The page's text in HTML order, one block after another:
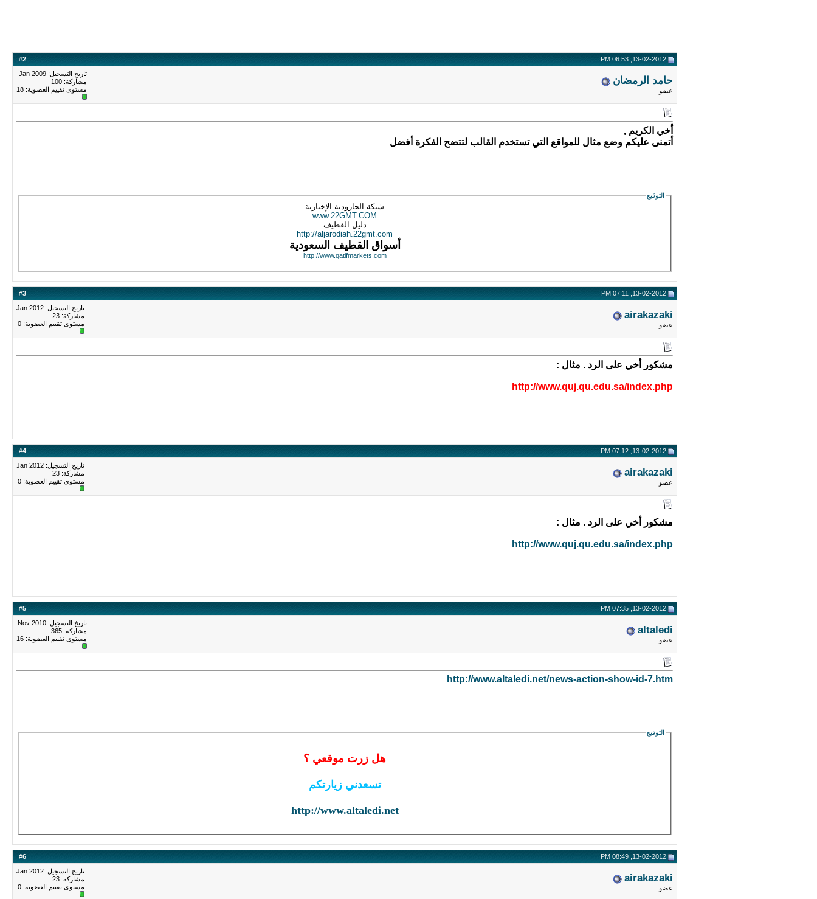
#2
حامد الرمضان
عضو
تاريخ التسجيل: Jan 2009
مشاركة: 100
مستوى تقييم العضوية: 18
أخي الكريم ,
أتمنى عليكم وضع مثال للمواقع التي تستخدم القالب لتتضح الفكرة أفضل
التوقيع
شبكة الجارودية الإخبارية
www.22GMT.COM
دليل القطيف
http://aljarodiah.22gmt.com
أسواق القطيف السعودية
http://www.qatifmarkets.com
#3
airakazaki
عضو
تاريخ التسجيل: Jan 2012
مشاركة: 23
مستوى تقييم العضوية: 0
مشكور أخي على الرد . مثال :
http://www.quj.qu.edu.sa/index.php
#4
airakazaki
عضو
تاريخ التسجيل: Jan 2012
مشاركة: 23
مستوى تقييم العضوية: 0
مشكور أخي على الرد . مثال :
http://www.quj.qu.edu.sa/index.php
#5
altaledi
عضو
تاريخ التسجيل: Nov 2010
مشاركة: 365
مستوى تقييم العضوية: 16
http://www.altaledi.net/news-action-show-id-7.htm
التوقيع
هل زرت موقعي ؟
تسعدني زيارتكم
http://www.altaledi.net
#6
airakazaki
عضو
تاريخ التسجيل: Jan 2012
مشاركة: 23
مستوى تقييم العضوية: 0